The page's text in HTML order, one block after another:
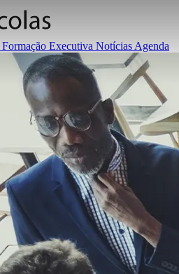
Formação Executiva Notícias Agenda